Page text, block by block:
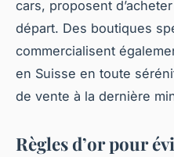
cars, proposent
départ. Des boutiques
commercialisent
en Suisse en toute
de vente à la dernière
Règles d’or pour